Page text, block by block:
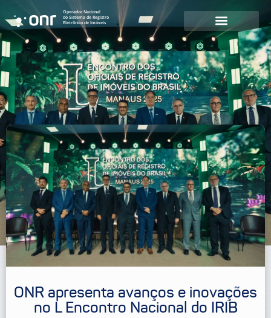
Operador Nacional
do Sistema de Registro
Eletrônico de Imóveis
ONR apresenta avanços e inovações
no L Encontro Nacional do IRIB